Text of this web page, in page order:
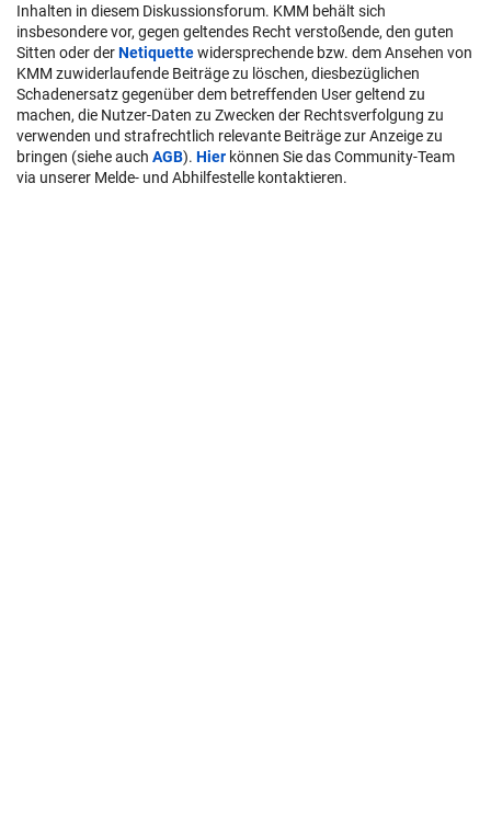
Inhalten in diesem Diskussionsforum. KMM behält sich
insbesondere vor, gegen geltendes Recht verstoßende, den guten
Sitten oder derNetiquettewidersprechende bzw. dem Ansehen von
KMM zuwiderlaufende Beiträge zu löschen, diesbezüglichen
Schadenersatz gegenüber dem betreffenden User geltend zu
machen, die Nutzer-Daten zu Zwecken der Rechtsverfolgung zu
verwenden und strafrechtlich relevante Beiträge zur Anzeige zu
bringen (siehe auch AGB). Hier können Sie das Community-Team
via unserer Melde- und Abhilfestelle kontaktieren.